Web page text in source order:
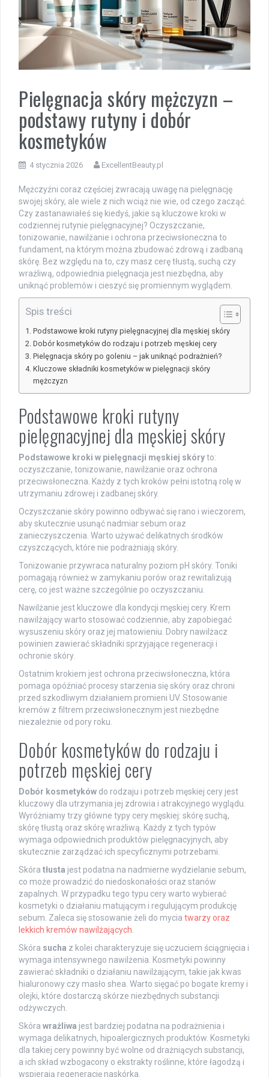
Pielęgnacja skóry mężczyzn –
podstawy rutyny i dobór
kosmetyków
4 stycznia 2026 ExcellentBeauty.pl
Mężczyźni coraz częściej zwracają uwagę na pielęgnację
swojej skóry, ale wiele z nich wciąż nie wie, od czego zacząć.
Czy zastanawiałeś się kiedyś, jakie są kluczowe kroki w
codziennej rutynie pielęgnacyjnej? Oczyszczanie,
tonizowanie, nawilżanie i ochrona przeciwsłoneczna to
fundament, na którym można zbudować zdrową i zadbaną
skórę. Bez względu na to, czy masz cerę tłustą, suchą czy
wrażliwą, odpowiednia pielęgnacja jest niezbędna, aby
uniknąć problemów i cieszyć się promiennym wyglądem.
Spis treści
Podstawowe kroki rutyny pielęgnacyjnej dla męskiej skóry
Dobór kosmetyków do rodzaju i potrzeb męskiej cery
Pielęgnacja skóry po goleniu – jak uniknąć podrażnień?
Kluczowe składniki kosmetyków w pielęgnacji skóry
mężczyzn
Podstawowe kroki rutyny
pielęgnacyjnej dla męskiej skóry
Podstawowe kroki w pielęgnacji męskiej skóryto:
oczyszczanie, tonizowanie, nawilżanie oraz ochrona
przeciwsłoneczna. Każdy z tych kroków pełni istotną rolę w
utrzymaniu zdrowej i zadbanej skóry.
Oczyszczanie skóry powinno odbywać się rano i wieczorem,
aby skutecznie usunąć nadmiar sebum oraz
zanieczyszczenia. Warto używać delikatnych środków
czyszczących, które nie podrażniają skóry.
Tonizowanie przywraca naturalny poziom pH skóry. Toniki
pomagają również w zamykaniu porów oraz rewitalizują
cerę, co jest ważne szczególnie po oczyszczaniu.
Nawilżanie jest kluczowe dla kondycji męskiej cery. Krem
nawilżający warto stosować codziennie, aby zapobiegać
wysuszeniu skóry oraz jej matowieniu. Dobry nawilżacz
powinien zawierać składniki sprzyjające regeneracji i
ochronie skóry.
Ostatnim krokiem jest ochrona przeciwsłoneczna, która
pomaga opóźniać procesy starzenia się skóry oraz chroni
przed szkodliwym działaniem promieni UV. Stosowanie
kremów z filtrem przeciwsłonecznym jest niezbędne
niezależnie od pory roku.
Dobór kosmetyków do rodzaju i
potrzeb męskiej cery
Dobór kosmetyków do rodzaju i potrzeb męskiej cery jest
kluczowy dla utrzymania jej zdrowia i atrakcyjnego wyglądu.
Wyróżniamy trzy główne typy cery męskiej: skórę suchą,
skórę tłustą oraz skórę wrażliwą. Każdy z tych typów
wymaga odpowiednich produktów pielęgnacyjnych, aby
skutecznie zarządzać ich specyficznymi potrzebami.
Skóra tłusta jest podatna na nadmierne wydzielanie sebum,
co może prowadzić do niedoskonałości oraz stanów
zapalnych. W przypadku tego typu cery warto wybierać
kosmetyki o działaniu matującym i regulującym produkcję
sebum. Zaleca się stosowanie żeli do mycia twarzy oraz
lekkich kremów nawilżających.
Skóra sucha z kolei charakteryzuje się uczuciem ściągnięcia i
wymaga intensywnego nawilżenia. Kosmetyki powinny
zawierać składniki o działaniu nawilżającym, takie jak kwas
hialuronowy czy masło shea. Warto sięgać po bogate kremy i
olejki, które dostarczą skórze niezbędnych substancji
odżywczych.
Skóra wrażliwa jest bardziej podatna na podrażnienia i
wymaga delikatnych, hipoalergicznych produktów. Kosmetyki
dla takiej cery powinny być wolne od drażniących substancji,
a ich skład wzbogacony o ekstrakty roślinne, które łagodzą i
wspierają regenerację naskórka.